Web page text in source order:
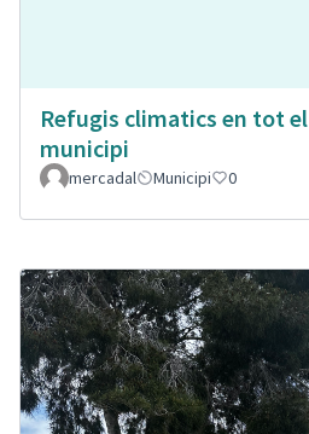
Refugis climatics en tot el
municipi
mercadal Municipi 0